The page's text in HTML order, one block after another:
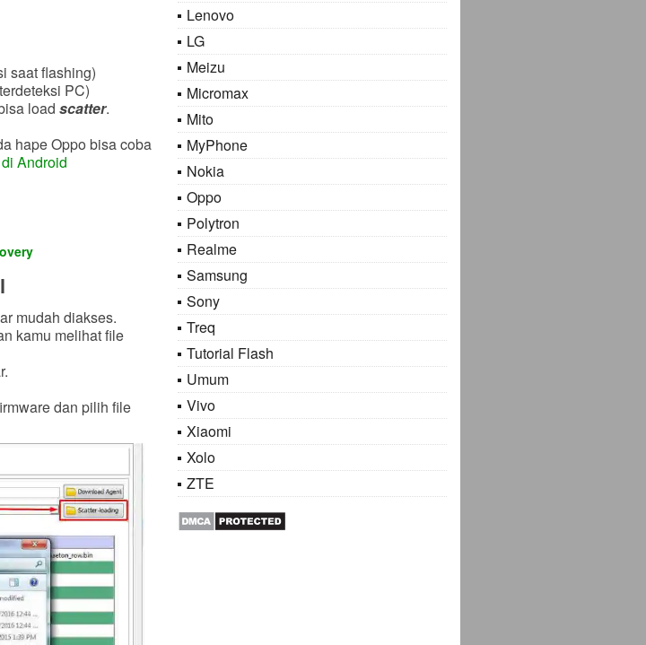
saat flashing)
PC)
load scatter.
hape Oppo bisa coba
Android
mudah diakses.
kamu melihat file
dan pilih file
Lenovo
LG
Meizu
Micromax
Mito
MyPhone
Nokia
Oppo
Polytron
Realme
Samsung
Sony
Treq
Tutorial Flash
Umum
Vivo
Xiaomi
Xolo
ZTE